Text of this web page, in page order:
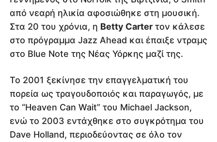
από νεαρή ηλικία αφοσιώθηκε στη μουσική.
Στα 20 του χρόνια, η Betty Carter τον κάλεσε
στο πρόγραμμα Jazz Ahead και έπαιξε ντραμς
στο Blue Note της Νέας Υόρκης μαζί της.
Το 2001 ξεκίνησε την επαγγελματική του
πορεία ως τραγουδοποιός και παραγωγός, με
το “Heaven Can Wait” του Michael Jackson,
ενώ το 2003 εντάχθηκε στο συγκρότημα του
Dave Holland, περιοδεύοντας σε όλο τον